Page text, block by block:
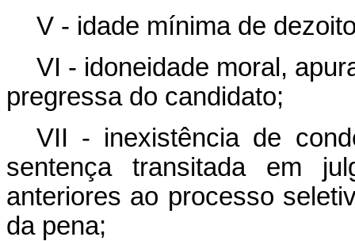
V - idade mínima de
VI - idoneidade moral,
pregressa do candidato;
VII - inexistência de
sentença transitada em
anteriores ao processo
da pena;